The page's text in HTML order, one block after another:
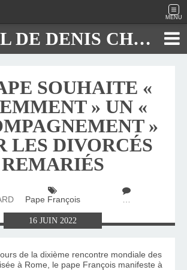
MENU
JOURNAL DE DENIS CHAUTARD
SOUHAITE «
» UN «
»
LES DIVORCÉS
REMARIÉS
Pape François …
16 JUIN 2022